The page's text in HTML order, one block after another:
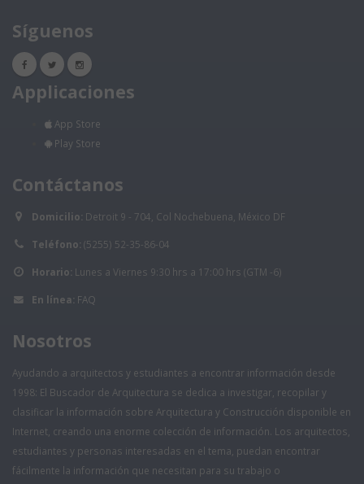
Síguenos
Applicaciones
App Store
Play Store
Contáctanos
Domicilio: Detroit 9 - 704, Col Nochebuena, México DF
Teléfono: (5255) 52-35-86-04
Horario: Lunes a Viernes 9:30 hrs a 17:00 hrs (GTM -6)
En línea: FAQ
Nosotros
Ayudando a arquitectos y estudiantes a encontrar información desde
1998: El Buscador de Arquitectura se dedica a investigar, recopilar y
clasificar la información sobre Arquitectura y Construcción disponible en
Internet, creando una enorme colección de información. Los arquitectos,
estudiantes y personas interesadas en el tema, puedan encontrar
fácilmente la información que necesitan para su trabajo o